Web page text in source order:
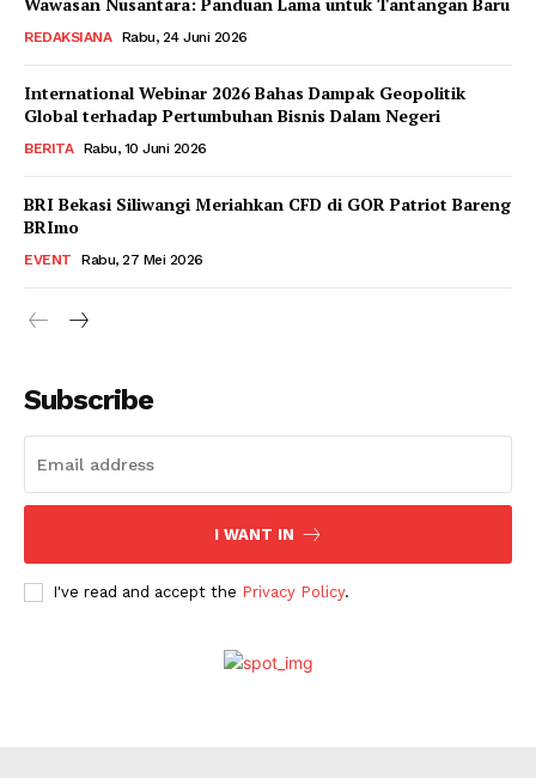
REDAKSIANA Rabu, 24 Juni 2026
International Webinar 2026 Bahas Dampak Geopolitik
Global terhadap Pertumbuhan Bisnis Dalam Negeri
BERITA Rabu, 10 Juni 2026
BRI Bekasi Siliwangi Meriahkan CFD di GOR Patriot Bareng
BRImo
EVENT Rabu, 27 Mei 2026
Subscribe
I WANT IN
I've read and accept the Privacy Policy.